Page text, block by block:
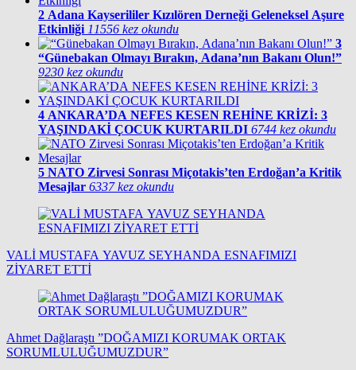
2 Adana Kayserililer Kızılören Derneği Geleneksel Aşure
Etkinliği 11556 kez okundu
3
“Günebakan Olmayı Bırakın, Adana’nın Bakanı Olun!”
9230 kez okundu
4 ANKARA’DA NEFES KESEN REHİNE KRİZİ: 3
YAŞINDAKİ ÇOCUK KURTARILDI 6744 kez okundu
5 NATO Zirvesi Sonrası Miçotakis’ten Erdoğan’a Kritik
Mesajlar 6337 kez okundu
VALİ MUSTAFA YAVUZ SEYHANDA ESNAFIMIZI
ZİYARET ETTİ
Ahmet Dağlaraştı ”DOĞAMIZI KORUMAK ORTAK
SORUMLULUĞUMUZDUR”